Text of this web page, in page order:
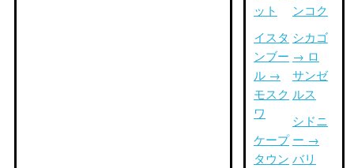
ット
イスタ
ンブー
ル →
モスク
ワ
ケープ
タウン
ンコク
シカゴ
→ ロ
サンゼ
ルス
シドニ
ー →
バリ